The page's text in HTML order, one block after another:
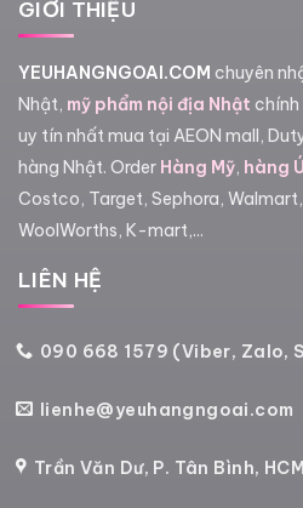
GIỚI THIỆU
YEUHANGNGOAI.COM chuyên
Nhật, mỹ phẩm nội địa Nhật
uy tín nhất mua tại AEON mall,
hàng Nhật. Order Hàng Mỹ, hàng
Costco, Target, Sephora,
WoolWorths, K-mart,...
LIÊN HỆ
090 668 1579 (Viber, Zalo,
lienhe@yeuhangngoai.com
Trần Văn Dư, P. Tân Bình,